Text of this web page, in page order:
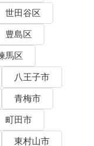
世田谷区
豊島区
馬区
八王子市
青梅市
町田市
東村山市